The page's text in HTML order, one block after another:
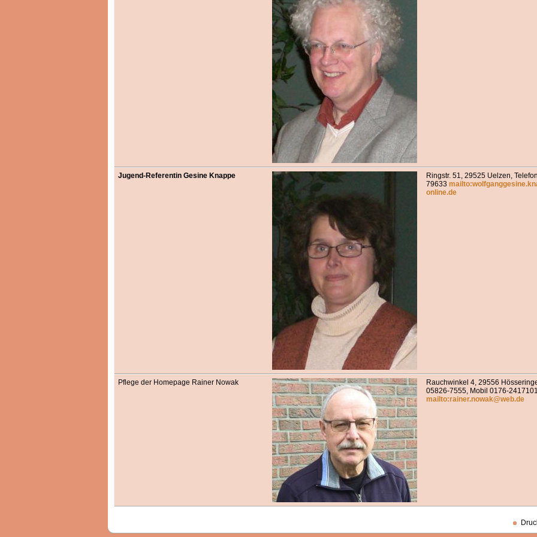
Jugend-Referentin Gesine Knappe
Ringstr. 51, 29525 Uelzen,
79633
online.de
Pflege der Homepage Rainer Nowak
Rauchwinkel 4, 29556
05826-7555, Mobil 0176-
mailto:rainer.nowak@web.de